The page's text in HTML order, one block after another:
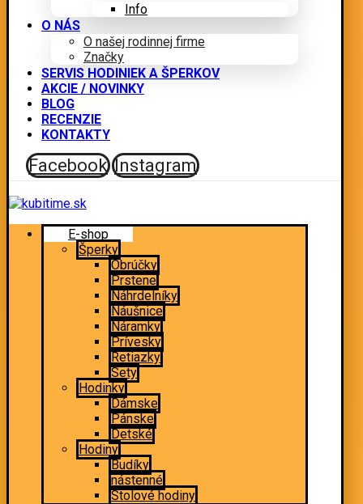
Info
O NÁS
O našej rodinnej firme
Značky
SERVIS HODINIEK A ŠPERKOV
AKCIE / NOVINKY
BLOG
RECENZIE
KONTAKTY
Facebook Instagram
E-shop
Šperky
Obrúčky
Prstene
Náhrdelníky
Náušnice
Náramky
Prívesky
Retiazky
Sety
Hodinky
Dámske
Pánske
Detské
Hodiny
Budíky
nástenné
Stolové hodiny